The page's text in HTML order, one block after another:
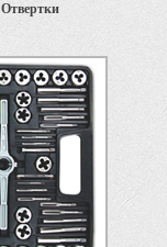
Отвертки